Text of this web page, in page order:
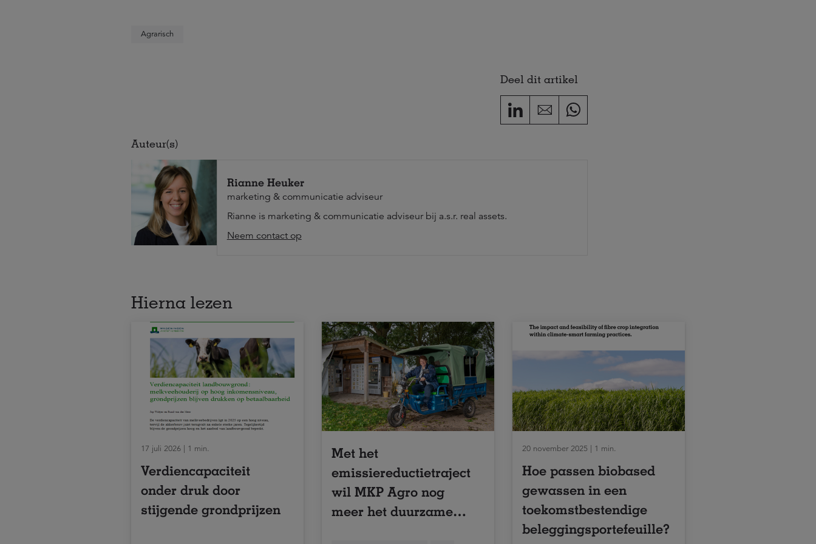
Agrarisch
Deel dit artikel
Auteur(s)
Rianne Heuker
marketing & communicatie adviseur
Rianne is marketing & communicatie adviseur bij a.s.r. real assets.
Neem contact op
Hierna lezen
17 juli 2026 | 1 min.
Verdiencapaciteit
onder druk door
stijgende grondprijzen
Met het
emissiereductietraject
wil MKP Agro nog
meer het duurzame
20 november 2025 | 1 min.
Hoe passen biobased
gewassen in een
toekomstbestendige
beleggingsportefeuille?